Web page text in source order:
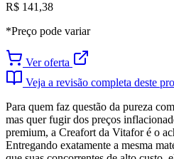
R$ 141,38
*Preço pode variar
Ver oferta
Veja a revisão completa deste
Para quem faz questão da pureza
mas quer fugir dos preços
premium, a Creafort da Vitafor é o
Entregando exatamente a mesma